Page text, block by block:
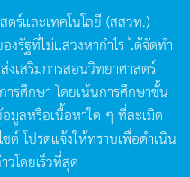
ร์และเทคโนโลยี (สสวท.)
งรัฐที่ไม่แสวงหากำไรได้จัดทำ
งเสริมการสอนวิทยาศาสตร์
ารศึกษา โดยเน้นการศึกษาขั้น
มูลหรือเนื้อหาใด ๆ ที่ละเมิด
ต์โปรดแจ้งให้ทราบเพื่อดำเนิน
โดยเร็วที่สุด